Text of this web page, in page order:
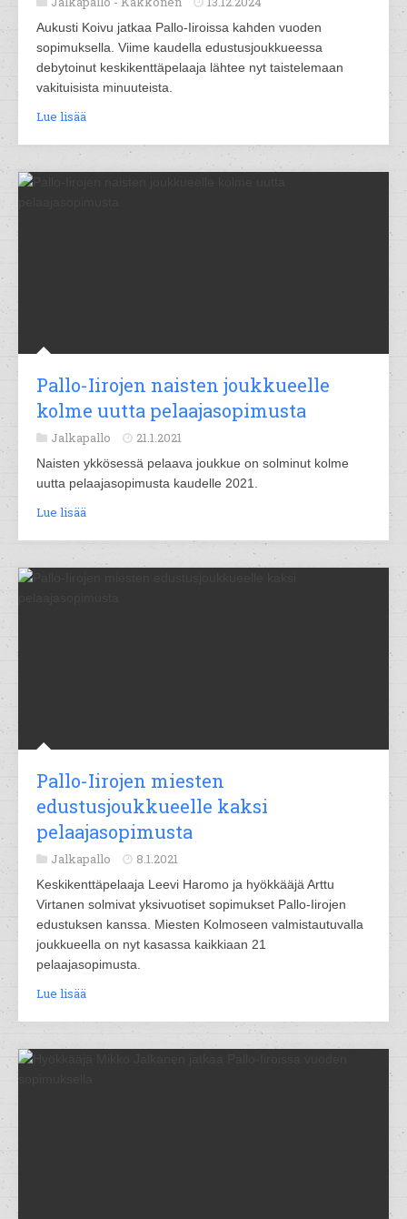
Aukusti Koivu jatkaa Pallo-Iiroissa kahden vuoden
sopimuksella. Viime kaudella edustusjoukkueessa
debytoinut keskikenttäpelaaja lähtee nyt taistelemaan
vakituisista minuuteista.
Lue lisää
Pallo-Iirojen naisten joukkueelle
kolme uutta pelaajasopimusta
Jalkapallo 21.1.2021
Naisten ykkösessä pelaava joukkue on solminut kolme
uutta pelaajasopimusta kaudelle 2021.
Lue lisää
Pallo-Iirojen miesten
edustusjoukkueelle kaksi
pelaajasopimusta
Jalkapallo 8.1.2021
Keskikenttäpelaaja Leevi Haromo ja hyökkääjä Arttu
Virtanen solmivat yksivuotiset sopimukset Pallo-Iirojen
edustuksen kanssa. Miesten Kolmoseen valmistautuvalla
joukkueella on nyt kasassa kaikkiaan 21
pelaajasopimusta.
Lue lisää